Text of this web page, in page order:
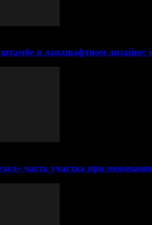
штамбе в ландшафтном
часть участка при